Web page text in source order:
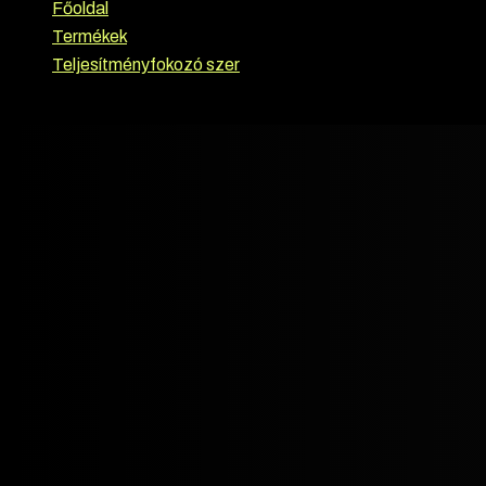
Főoldal
Termékek
Teljesítményfokozó szer